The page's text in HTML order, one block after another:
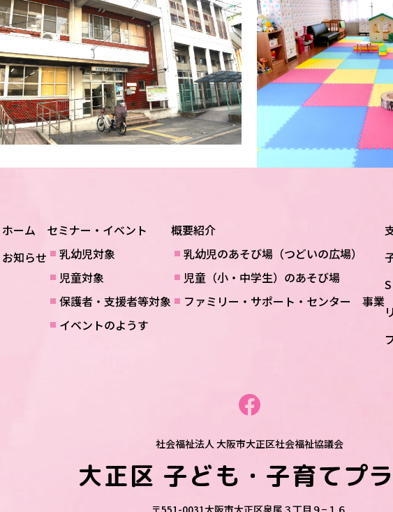
ホーム
お知らせ
セミナー・イベント
乳幼児対象
児童対象
保護者・支援者等対象
イベントのようす
概要紹介
乳幼児のあそび場（つどいの広場）
児童（小・中学生）のあそび場
ファミリー・サポート・センター 事業
社会福祉法人 大阪市大正区社会福祉協議会
大正区 子ども・子育てプ
〒551-0031大阪市大正区泉尾３丁目９−１６